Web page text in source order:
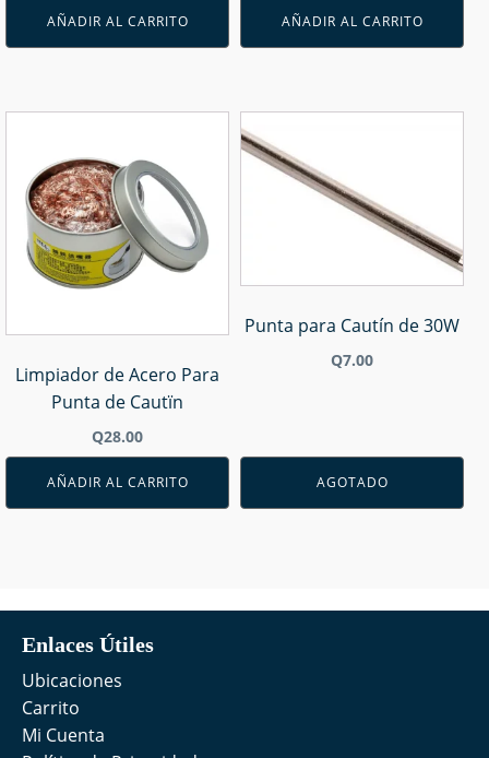
AÑADIR AL CARRITO AÑADIR AL CARRITO
Limpiador de Acero Para
Punta de Cautïn
Q28.00
AÑADIR AL CARRITO
Punta para Cautín de 30W
Q7.00
AGOTADO
Enlaces Útiles
Ubicaciones
Carrito
Mi Cuenta